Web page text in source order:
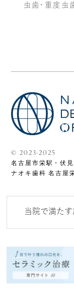
©2023-2025
名古屋市栄駅・伏
ナオキ歯科 名古屋
虫歯・重度虫
当院で満た